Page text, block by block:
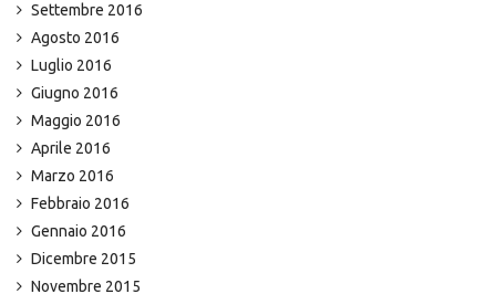
Settembre 2016
Agosto 2016
Luglio 2016
Giugno 2016
Maggio 2016
Aprile 2016
Marzo 2016
Febbraio 2016
Gennaio 2016
Dicembre 2015
Novembre 2015